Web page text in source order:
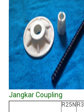
Jangkar Coupling
R25N